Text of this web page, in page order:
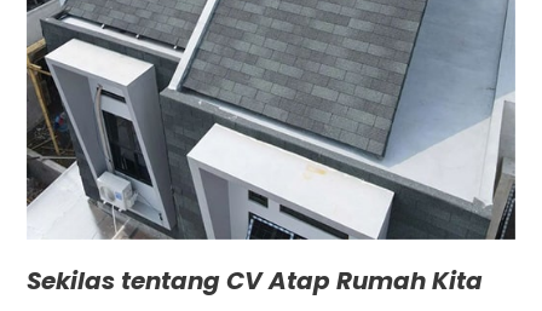
Sekilas tentang CV Atap Rumah Kita